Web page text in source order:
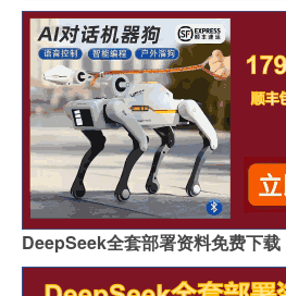
DeepSeek全套部署资料免费下载